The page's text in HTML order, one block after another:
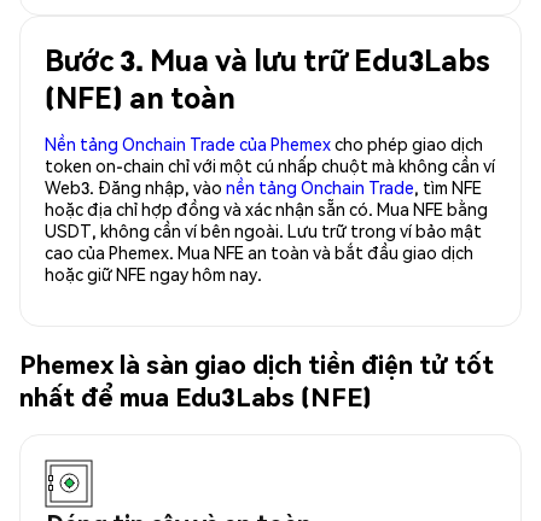
Bước 3. Mua và lưu trữ Edu3Labs
(NFE) an toàn
Nền tảng Onchain Trade của Phemexcho phép giao dịch
token on-chain chỉ với một cú nhấp chuột mà không cần ví
Web3. Đăng nhập, vào nền tảng Onchain Trade, tìm NFE
hoặc địa chỉ hợp đồng và xác nhận sẵn có. Mua NFE bằng
USDT, không cần ví bên ngoài. Lưu trữ trong ví bảo mật
cao của Phemex. Mua NFE an toàn và bắt đầu giao dịch
hoặc giữ NFE ngay hôm nay.
Phemex là sàn giao dịch tiền điện tử tốt
nhất để mua Edu3Labs (NFE)